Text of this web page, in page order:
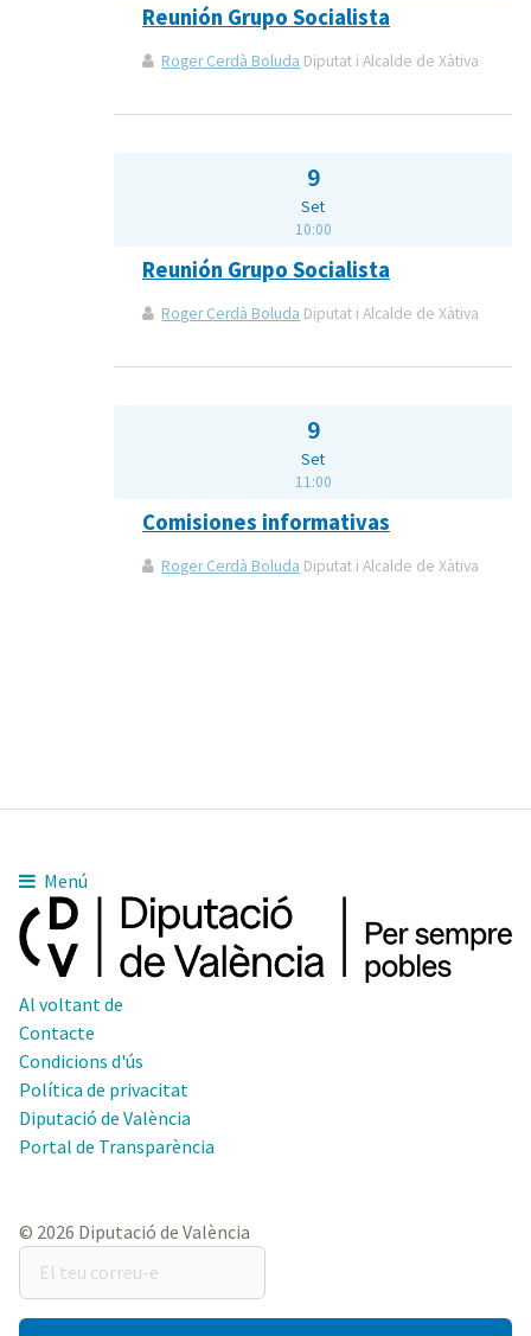
Reunión Grupo Socialista
Roger Cerdà Boluda Diputat i Alcalde de Xàtiva
9
Set
10:00
Reunión Grupo Socialista
Roger Cerdà Boluda Diputat i Alcalde de Xàtiva
9
Set
11:00
Comisiones informativas
Roger Cerdà Boluda Diputat i Alcalde de Xàtiva
Menú
Al voltant de
Contacte
Condicions d'ús
Política de privacitat
Diputació de València
Portal de Transparència
© 2026 Diputació de València
El
teu
correu-